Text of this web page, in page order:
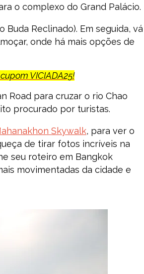
o complexo do Grand Palácio.
Buda Reclinado). Em seguida, vá
onde há mais opções de
VICIADA25!
Road para cruzar o rio Chao
procurado por turistas.
Skywalk, para ver o
de tirar fotos incríveis na
seu roteiro em Bangkok
movimentadas da cidade e